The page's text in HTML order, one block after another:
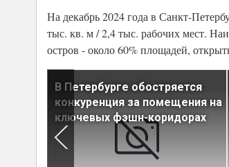
На декабрь 2024 года в Санкт-
тыс. кв. м / 2,4 тыс. рабочих мест.
остров - около 60% площадей,
В Петербурге обостряется
конкуренция за помещения на
ключевых фэшн-коридорах